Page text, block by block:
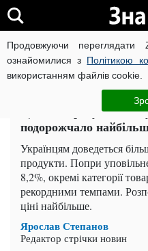
Продовжуючи
ознайомилися з Політикою
використанням файлів cookie.
ВІЙНА РОСІЇ ПРОТИ
Ціни на продукти
подорожчало
Українцям доведеться
продукти. Попри
8,2%, окремі категорії
рекордними темпами.
ціні найбільше.
Ярослав Степанов
Редактор стрічки новин